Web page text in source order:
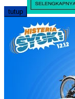
tutup